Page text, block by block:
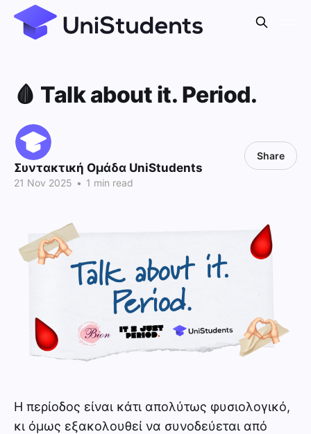
🩸 Talk about it. Period.
Συντακτική Ομάδα UniStudents
21 Nov 2025 • 1 min read
Share
Η περίοδος είναι κάτι απολύτως φυσιολογικό,
κι όμως εξακολουθεί να συνοδεύεται από